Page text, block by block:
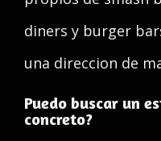
diners y burger
una direccion de
Puedo buscar un
concreto?